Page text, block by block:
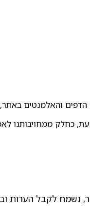
והאלמנטים
כחלק ממחויבותנו
נשמח לקבל הערות